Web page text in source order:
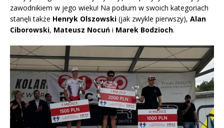
zawodnikiem w jego wieku! Na podium w swoich kategoriach
stanęli także Henryk Olszowski (jak zwykle pierwszy), Alan
Ciborowski, Mateusz Nocuń i Marek Bodzioch.